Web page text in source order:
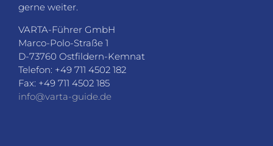
gerne weiter.
VARTA-Führer GmbH
Marco-Polo-Straße 1
D-73760 Ostfildern-Kemnat
Telefon: +49 711 4502 182
Fax: +49 711 4502 185
info@varta-guide.de